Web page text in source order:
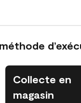
Collecte en
magasin